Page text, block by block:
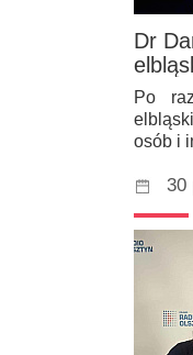
Dr
Po
osób i
30